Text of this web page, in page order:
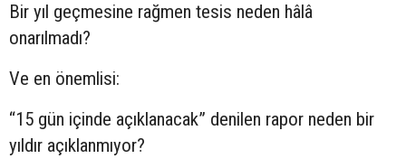
Bir yıl geçmesine rağmen tesis neden hâlâ
onarılmadı?
Ve en önemlisi:
“15 gün içinde açıklanacak” denilen rapor neden bir
yıldır açıklanmıyor?